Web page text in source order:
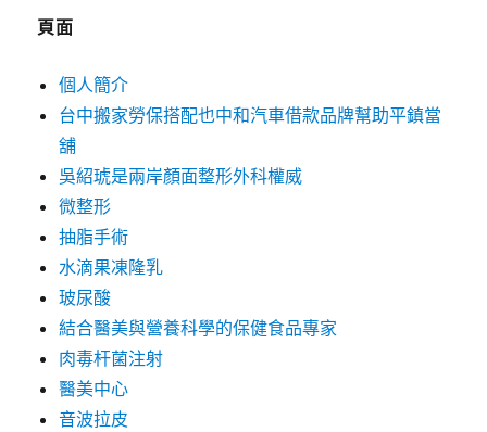
頁面
個人簡介
台中搬家勞保搭配也中和汽車借款品牌幫助平鎮當
舖
吳紹琥是兩岸顏面整形外科權威
微整形
抽脂手術
水滴果凍隆乳
玻尿酸
結合醫美與營養科學的保健食品專家
肉毒杆菌注射
醫美中心
音波拉皮